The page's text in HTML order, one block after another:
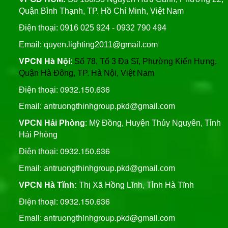
Bridgelux, An Trường
Thịnh
Trụ Thép Mạ Nhúng Kẽm
Quy Trình Mạ Nhúng Kẽm
Nóng Trụ Đèn Chiếu Sáng
Cao Áp
Quận Bình Thạnh, TP. Hồ Chí Minh, Việt Nam
Điện thoại: 0916 025 924 - 0932 790 494
Email: quyen.lighting2011@gmail.com
VPCN Hà Nội: Số 78, Tổ 3 Đa Sĩ, Phường Kiến Hưng,
Quận Hà Đông, TP. Hà Nội, Việt Nam
Điện thoại: 0932.150.636
Email: antruongthinhgroup.pkd@gmail.com
VPCN Hải Phòng: Mỹ Đồng, Huyện Thủy Nguyên, Tỉnh
Hải Phòng
Điện thoại: 0932.150.636
Email: antruongthinhgroup.pkd@gmail.com
VPCN Hà Tĩnh: Thị Xã Hồng Lĩnh, Tỉnh Hà Tĩnh
Điện thoại: 0932.150.636
Email: antruongthinhgroup.pkd@gmail.com